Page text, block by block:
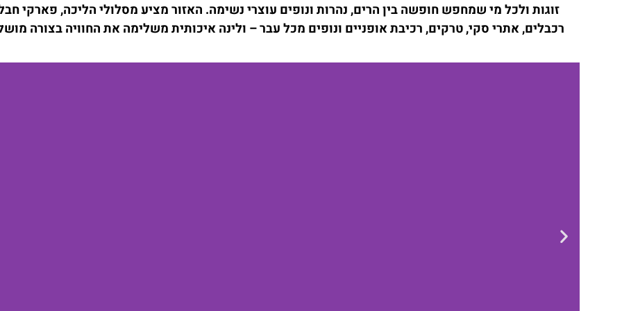
זוגות ולכל מי שמחפש חופשה בין הרים, נהרות ונופים עוצרי נשימה. האזור מציע מסלולי הליכה, פארקי
רכבלים, אתרי סקי, טרקים, רכיבת אופניים ונופים מכל עבר – ולינה איכותית משלימה את החוויה בצורה